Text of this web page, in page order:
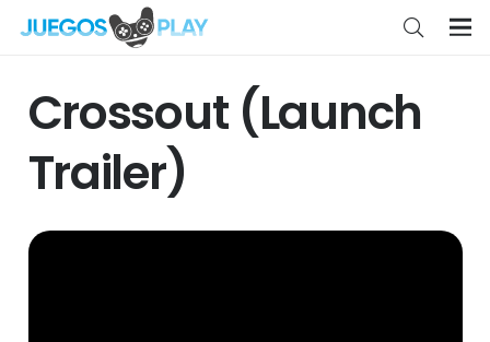
Crossout (Launch
Trailer)